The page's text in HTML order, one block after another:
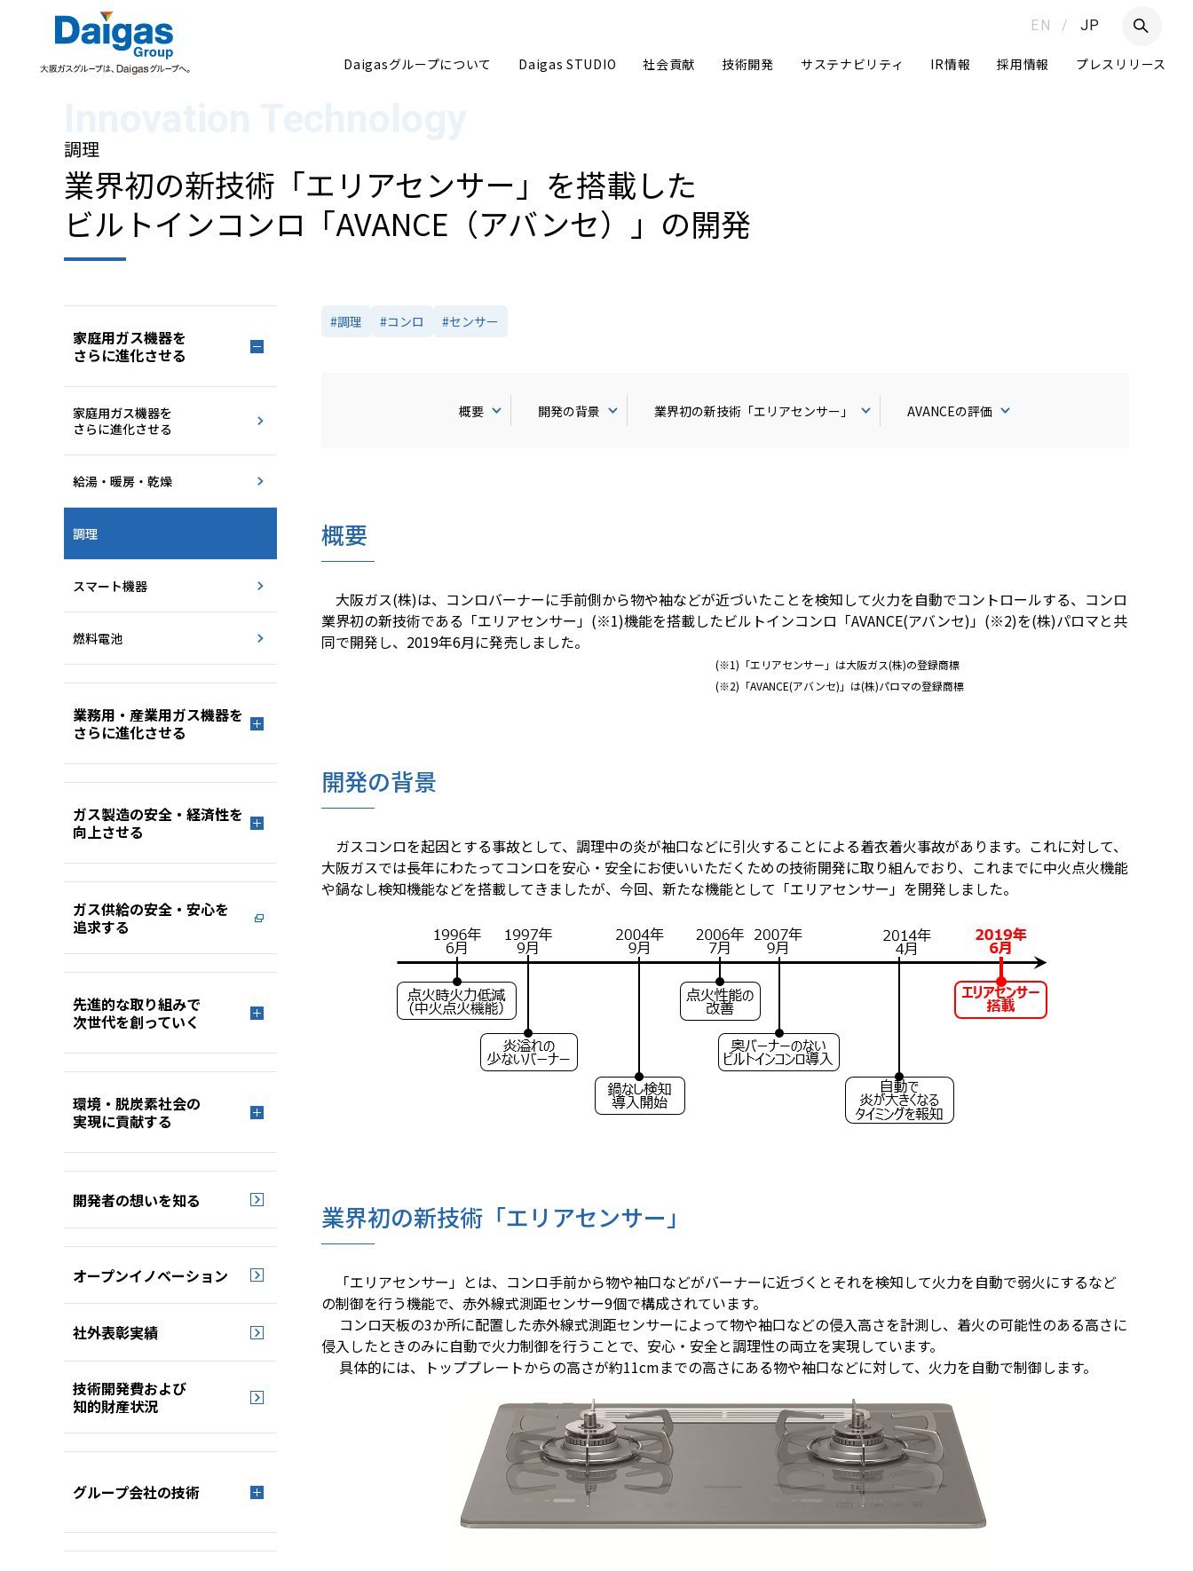
EN / JP
Daigasグループについて
Daigasグループについて
グループ企業理念 ごあいさつ
Daigas STUDIO 社会貢献 技術開発 サステナビリティ IR情報 採用情報 プレスリリース
調理
業界初の新技術「エリアセンサー」を搭載した
ビルトインコンロ「AVANCE（アバンセ）」の開発
#調理 #コンロ #センサー
概要 開発の背景 業界初の新技術「エリアセンサー」 AVANCEの評価
概要
大阪ガス(株)は、コンロバーナーに手前側から物や袖などが近づいたことを検知して火力を自動でコントロールする、コンロ
業界初の新技術である「エリアセンサー」(※1)機能を搭載したビルトインコンロ「AVANCE(アバンセ)」(※2)を(株)パロマと共
同で開発し、2019年6月に発売しました。
(※1)「エリアセンサー」は大阪ガス(株)の登録商標
(※2)「AVANCE(アバンセ)」は(株)パロマの登録商標
開発の背景
ガスコンロを起因とする事故として、調理中の炎が袖口などに引火することによる着衣着火事故があります。これに対して、
大阪ガスでは長年にわたってコンロを安心・安全にお使いいただくための技術開発に取り組んでおり、これまでに中火点火機能
や鍋なし検知機能などを搭載してきましたが、今回、新たな機能として「エリアセンサー」を開発しました。
業界初の新技術「エリアセンサー」
「エリアセンサー」とは、コンロ手前から物や袖口などがバーナーに近づくとそれを検知して火力を自動で弱火にするなど
の制御を行う機能で、赤外線式測距センサー9個で構成されています。
コンロ天板の3か所に配置した赤外線式測距センサーによって物や袖口などの侵入高さを計測し、着火の可能性のある高さに
侵入したときのみに自動で火力制御を行うことで、安心・安全と調理性の両立を実現しています。
具体的には、トッププレートからの高さが約11cmまでの高さにある物や袖口などに対して、火力を自動で制御します。
家庭用ガス機器を
さらに進化させる
家庭用ガス機器を
さらに進化させる
給湯・暖房・乾燥
調理
スマート機器
燃料電池
業務用・産業用ガス機器を
さらに進化させる
ガス製造の安全・経済性を
向上させる
ガス供給の安全・安心を
追求する
先進的な取り組みで
次世代を創っていく
環境・脱炭素社会の
実現に貢献する
開発者の想いを知る
オープンイノベーション
社外表彰実績
技術開発費および
知的財産状況
グループ会社の技術